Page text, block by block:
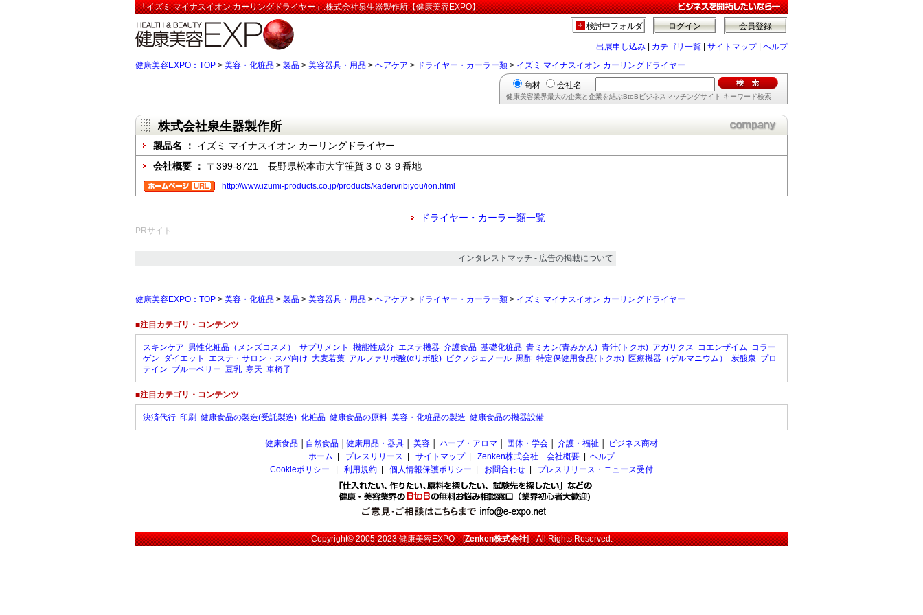
「イズミ マイナスイオン カーリングドライヤー」:株式会社泉生器製作所【健康美容EXPO】
会員登録
ログイン
検討中フォルダ
出展申し込み カテゴリ一覧 サイトマップ| ヘルプ
健康美容EXPO：TOP > 美容・化粧品 > 製品 > 美容器具・用品 > ヘアケア > ドライヤー・カーラー類 > イズミ マイナスイオン カーリングドライヤー
商材 会社名
健康美容業界最大の企業と企業を結ぶBtoBビジネスマッチングサイト キーワード検索
株式会社泉生器製作所
製品名 ： イズミ マイナスイオン カーリングドライヤー
会社概要 ： 〒399-8721 長野県松本市大字笹賀３０３９番地
http://www.izumi-products.co.jp/products/kaden/ribiyou/ion.html
ドライヤー・カーラー類一覧
PRサイト
インタレストマッチ - 広告の掲載について
健康美容EXPO：TOP > 美容・化粧品 > 製品 > 美容器具・用品 > ヘアケア > ドライヤー・カーラー類 > イズミ マイナスイオン カーリングドライヤー
■注目カテゴリ・コンテンツ
スキンケア 男性化粧品（メンズコスメ） サプリメント 機能性成分 エステ機器 介護食品 基礎化粧品 青ミカン(青みかん) 青汁(トクホ) アガリクス コエンザイム コラー
ゲン ダイエット エステ・サロン・スパ向け 大麦若葉 アルファリポ酸(αリポ酸) ピクノジェノール 黒酢 特定保健用食品(トクホ) 医療機器（ゲルマニウム） 炭酸泉 プロ
テイン ブルーベリー 豆乳 寒天 車椅子
■注目カテゴリ・コンテンツ
決済代行 印刷 健康食品の製造(受託製造) 化粧品 健康食品の原料 美容・化粧品の製造 健康食品の機器設備
健康食品 自然食品 健康用品・器具 美容 ハーブ・アロマ 団体・学会 介護・福祉
ビジネス商材
ホーム
プレスリリース サイトマップ| Zenken株式会社 会社概要
ヘルプ
Cookieポリシー
利用規約 個人情報保護ポリシー お問合わせ プレスリリース・ニュース受付
Copyright© 2005-2023健康美容EXPO[Zenken株式会社] All Rights Reserved.